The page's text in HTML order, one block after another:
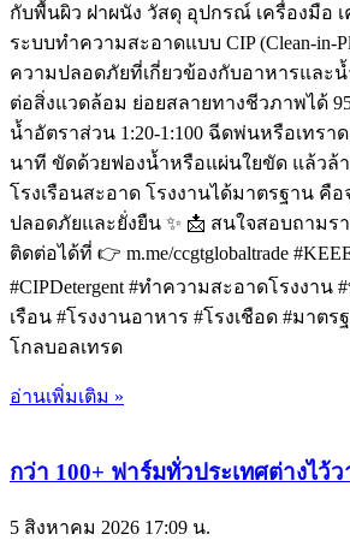
กับพื้นผิว ฝาผนัง วัสดุ อุปกรณ์ เครื่องมือ เ
ระบบทำความสะอาดแบบ CIP (Clean-in-
ความปลอดภัยที่เกี่ยวข้องกับอาหารและน้
ต่อสิ่งแวดล้อม ย่อยสลายทางชีวภาพได้
น้ำอัตราส่วน 1:20-1:100 ฉีดพ่นหรือเทรา
นาที ขัดด้วยฟองน้ำหรือแผ่นใยขัด แล้วล้
โรงเรือนสะอาด โรงงานได้มาตรฐาน คื
ปลอดภัยและยั่งยืน ✨ 📩 สนใจสอบถามรา
ติดต่อได้ที่ 👉 m.me/ccgtglobaltrade
#CIPDetergent #ทำความสะอาดโรงงาน
เรือน #โรงงานอาหาร #โรงเชือด #มาตร
โกลบอลเทรด
อ่านเพิ่มเติม »
กว่า 100+ ฟาร์มทั่วประเทศต่างไว้
5 สิงหาคม 2026 17:09 น.